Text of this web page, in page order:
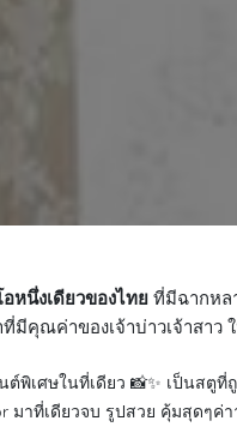
หนึ่งเดียวของไทย ที่มีฉากหล
คุณค่าของเจ้าบ่าวเจ้าสา
ต์พิเศษในที่เดียว 📸✨ เป็นส
าที่เดียวจบ รูปสวย คุ้มสุดๆค่